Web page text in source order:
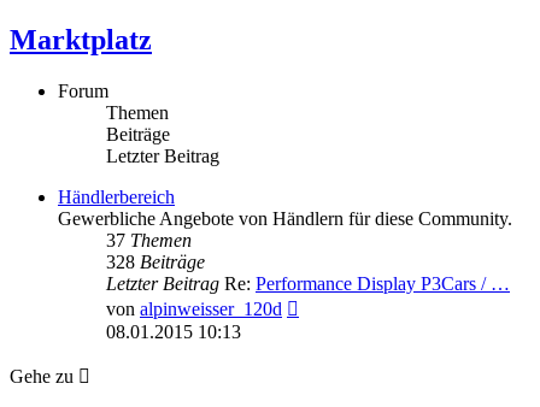
Marktplatz
Forum
Themen
Beiträge
Letzter Beitrag
Händlerbereich
Gewerbliche Angebote von Händlern für diese Community.
37 Themen
328 Beiträge
Letzter Beitrag Re: Performance Display P3Cars / …
von alpinweisser_120d
08.01.2015 10:13
Gehe zu